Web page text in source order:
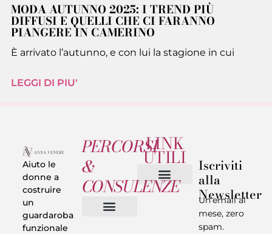
MODA AUTUNNO 2025: I TREND PIÙ
DIFFUSI E QUELLI CHE CI FARANNO
PIANGERE IN CAMERINO
È arrivato l’autunno, e con lui la stagione in cui
LEGGI DI PIU'
Aiuto le
donne a
costruire
un
guardaroba
funzionale
PERCORSI
&
CONSULENZE
LINK
UTILI Iscriviti
alla
Newsletter
Un’email al
mese, zero
spam.